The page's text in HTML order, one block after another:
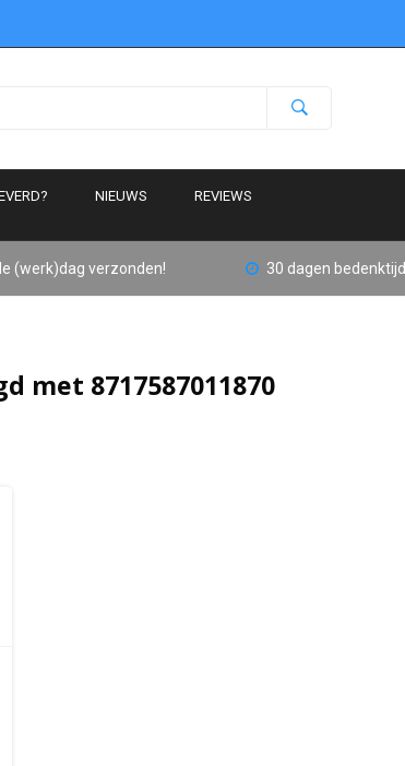
NIEUWS REVIEWS
(werk)dag verzonden! 30 dagen bedenktijd
met 8717587011870